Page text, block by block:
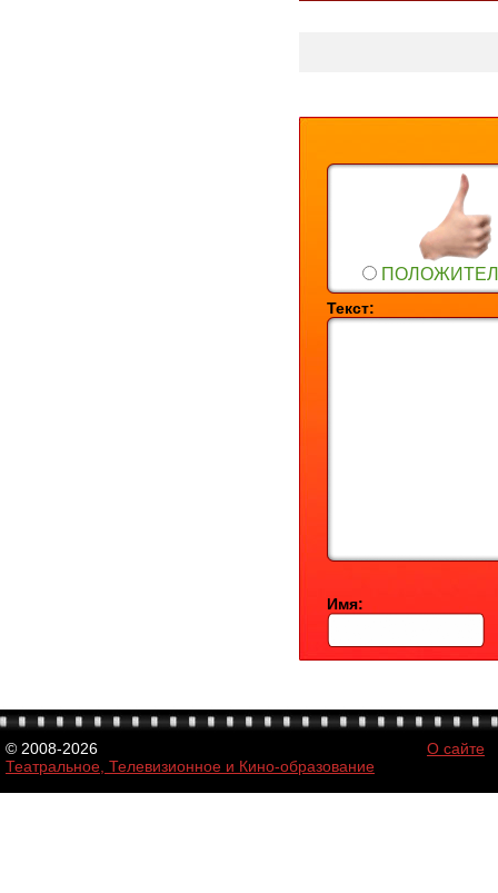
Текст:
Имя:
© 2008-2026
Театральное, Телевизионное и Кино-образование
О сайте